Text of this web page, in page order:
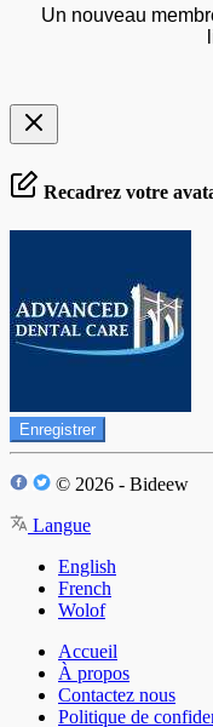
Un nouveau
Recadrez votre
Enregistrer
© 2026 - Bideew
Langue
English
French
Wolof
Accueil
À propos
Contactez nous
Politique de